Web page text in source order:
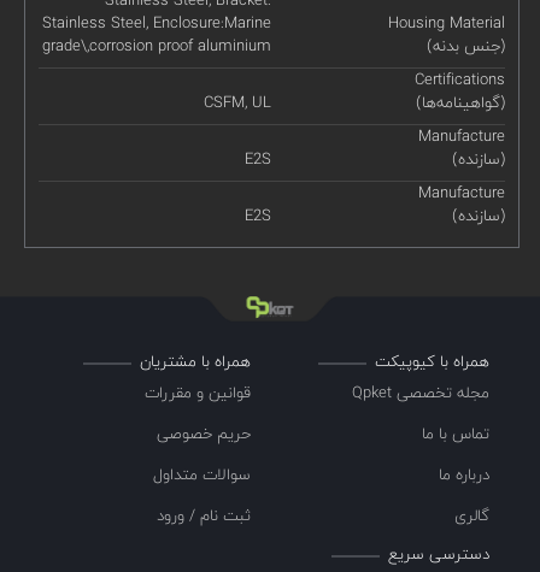
Housing Material
(جنس بدنه)
Stainless Steel, Enclosure:Marine
grade\,corrosion proof aluminium
Certifications
(گواهینامه‌ها)
CSFM, UL
Manufacture
(سازنده)
E2S
Manufacture
(سازنده)
E2S
همراه با کیوپیکت
مجله تخصصی Qpket
تماس با ما
درباره ما
گالری
همراه با مشتریان
قوانین و مقررات
حریم خصوصی
سوالات متداول
ثبت نام / ورود
دسترسی سریع